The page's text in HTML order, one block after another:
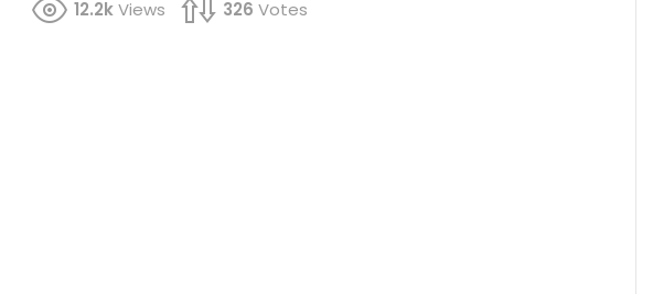
12.2kViews 326 Votes